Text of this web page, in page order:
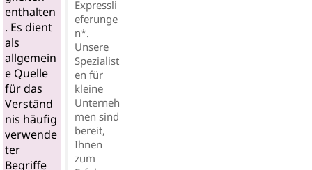
enthalten
. Es dient
als
allgemein
e Quelle
für das
Verständ
nis häufig
verwende
ter
Begriffe
Expressli
eferunge
n*.
Unsere
Spezialist
en für
kleine
Unterneh
men sind
bereit,
Ihnen
zum